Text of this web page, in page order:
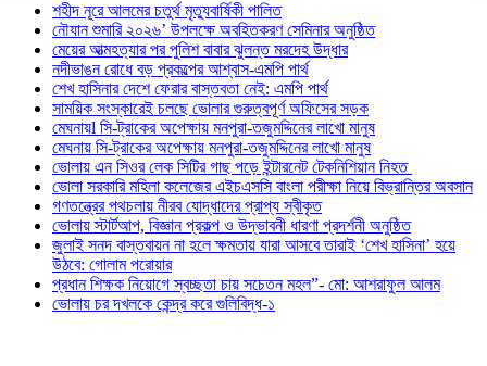
শহীদ নূরে আলমের চতুর্থ মৃত্যুবার্ষিকী পালিত
নৌযান শুমারি ২০২৬’ উপলক্ষে অবহিতকরণ সেমিনার অনুষ্ঠিত
মেয়ের আত্মহত্যার পর পুলিশ বাবার ঝুলন্ত মরদেহ উদ্ধার
নদীভাঙন রোধে বড় প্রকল্পের আশ্বাস-এমপি পার্থ
শেখ হাসিনার দেশে ফেরার বাস্তবতা নেই: এমপি পার্থ
সাময়িক সংস্কারেই চলছে ভোলার গুরুত্বপূর্ণ অফিসের সড়ক
মেঘনায়l সি-ট্রাকের অপেক্ষায় মনপুরা-তজুমদ্দিনের লাখো মানুষ
মেঘনায় সি-ট্রাকের অপেক্ষায় মনপুরা-তজুমদ্দিনের লাখো মানুষ
ভোলায় এন সিওর লেক সিটির গাছ পড়ে ইন্টারনেট টেকনিশিয়ান নিহত
ভোলা সরকারি মহিলা কলেজের এইচএসসি বাংলা পরীক্ষা নিয়ে বিভ্রান্তির অবসান
গণতন্ত্রের পথচলায় নীরব যোদ্ধাদের প্রাপ্য স্বীকৃত
ভোলায় স্টার্টআপ, বিজ্ঞান প্রকল্প ও উদ্ভাবনী ধারণা প্রদর্শনী অনুষ্ঠিত
জুলাই সনদ বাস্তবায়ন না হলে ক্ষমতায় যারা আসবে তারাই ‘শেখ হাসিনা’ হয়ে
উঠবে: গোলাম পরোয়ার
প্রধান শিক্ষক নিয়োগে স্বচ্ছতা চায় সচেতন মহল”- মো: আশরাফুল আলম
ভোলায় চর দখলকে কেন্দ্র করে গুলিবিদ্ধ-১